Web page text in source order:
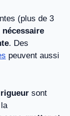
(plus de 3
. Des
peuvent aussi
sont